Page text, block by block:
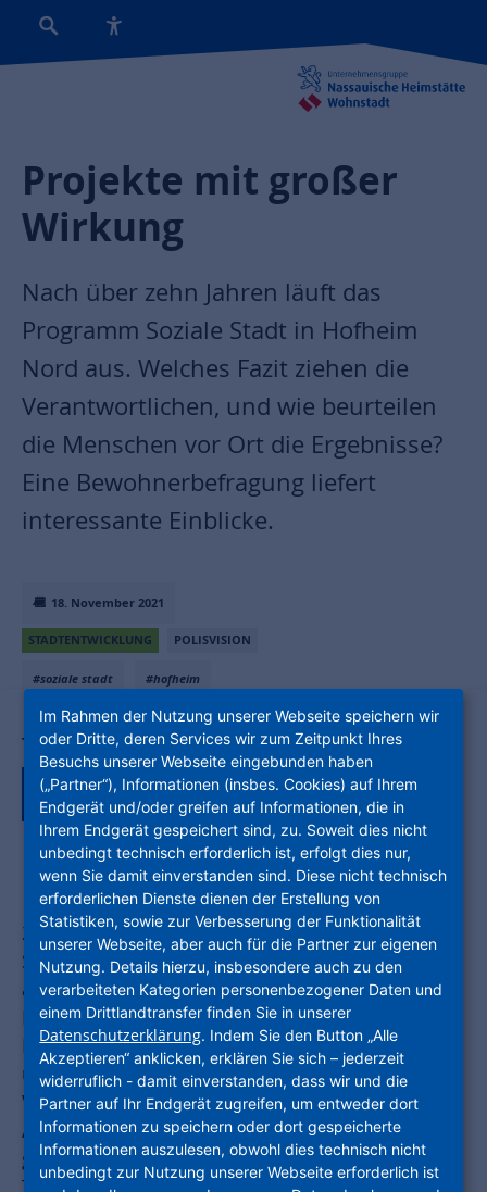
18. November 2021
STADTENTWICKLUNG POLISVISION
#soziale stadt #hofheim
Teile den Artikel auf:
Projekte mit großer
Wirkung
Nach über zehn Jahren läuft das
Programm Soziale Stadt in Hofheim
Nord aus. Welches Fazit ziehen die
Verantwortlichen, und wie beurteilen
die Menschen vor Ort die Ergebnisse?
Eine Bewohnerbefragung liefert
interessante Einblicke.
2007 wurde Hofheim Nord in das
Städtebauprogramm Soziale Stadt
aufgenommen. Zwei Jahre später erstellte die
ProjektStadt ein Integriertes Städtebauliches
Handlungskonzept und übernahm das Projekt-
und Quartiersmanagement. Ende 2020 ist die
Verstetigung wichtiger Strukturen gelungen, der
Auftrag vertragsgemäß ausgelaufen. Über die
gesamte Programmlaufzeit hinweg betreute Jan
Im Rahmen der Nutzung unserer Webseite speichern wir
oder Dritte, deren Services wir zum Zeitpunkt Ihres
Besuchs unserer Webseite eingebunden haben
(„Partner“), Informationen (insbes. Cookies) auf Ihrem
Endgerät und/oder greifen auf Informationen, die in
Ihrem Endgerät gespeichert sind, zu. Soweit dies nicht
unbedingt technisch erforderlich ist, erfolgt dies nur,
wenn Sie damit einverstanden sind. Diese nicht technisch
erforderlichen Dienste dienen der Erstellung von
Statistiken, sowie zur Verbesserung der Funktionalität
unserer Webseite, aber auch für die Partner zur eigenen
Nutzung. Details hierzu, insbesondere auch zu den
verarbeiteten Kategorien personenbezogener Daten und
einem Drittlandtransfer finden Sie in unserer
Datenschutzerklärung. Indem Sie den Button „Alle
Akzeptieren“ anklicken, erklären Sie sich – jederzeit
widerruflich - damit einverstanden, dass wir und die
Partner auf Ihr Endgerät zugreifen, um entweder dort
Informationen zu speichern oder dort gespeicherte
Informationen auszulesen, obwohl dies technisch nicht
unbedingt zur Nutzung unserer Webseite erforderlich ist